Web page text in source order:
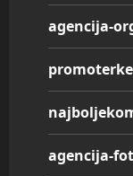
agencija-
agencija-